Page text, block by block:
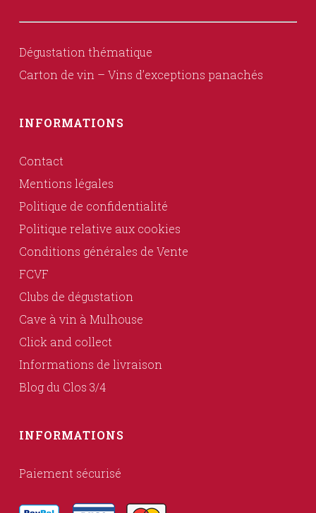
Dégustation thématique
Carton de vin – Vins d’exceptions panachés
INFORMATIONS
Contact
Mentions légales
Politique de confidentialité
Politique relative aux cookies
Conditions générales de Vente
FCVF
Clubs de dégustation
Cave à vin à Mulhouse
Click and collect
Informations de livraison
Blog du Clos 3/4
INFORMATIONS
Paiement sécurisé